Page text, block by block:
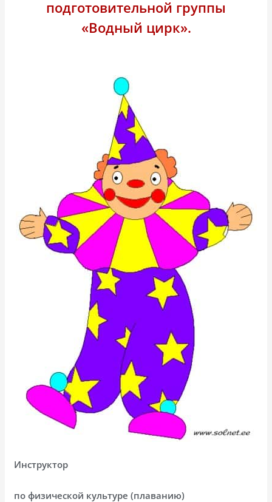
подготовительной группы
«Водный цирк».
Инструктор
по физической культуре (плаванию)